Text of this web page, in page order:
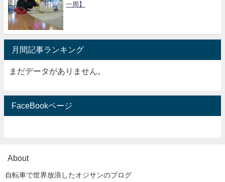
一周】
月間記事ランキング
まだデータがありません。
FaceBookページ
About
自転車で世界放浪したオジサンのブログ